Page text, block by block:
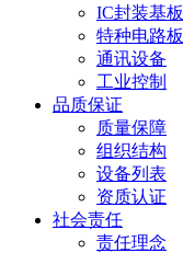
IC封装基板
特种电路板
通讯设备
工业控制
品质保证
质量保障
组织结构
设备列表
资质认证
社会责任
责任理念